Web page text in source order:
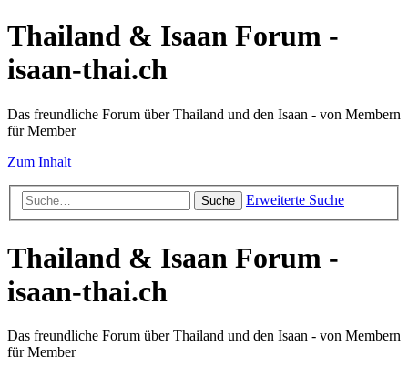
Thailand & Isaan Forum -
isaan-thai.ch
Das freundliche Forum über Thailand und den Isaan - von Membern
für Member
Zum Inhalt
Suche Erweiterte Suche
Thailand & Isaan Forum -
isaan-thai.ch
Das freundliche Forum über Thailand und den Isaan - von Membern
für Member